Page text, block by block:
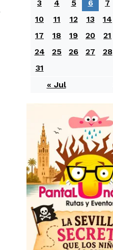
3
4 5 6 7
10
11 12 13 14
17
18 19 20 21
24
25 26 27 28
31
« Jul